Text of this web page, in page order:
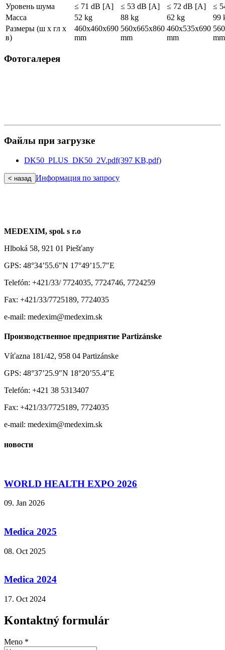
Уровень шума
≤ 71 dB [A] ≤ 53 dB [A] ≤ 72 dB [A]
≤
Масса
52 kg 88 kg 62 kg
99
Размеры (ш х гл х
в)
460x460x690
mm
560x665x860
mm
460x535x690
mm
mm
Фотогалерея
Файлы при загрузке
DK50_PLUS_DK50_2V.pdf(397 KB,pdf)
< назад Информация по запросу
MEDEXIM, spol. s r.o
Hlboká 58, 921 01 Piešťany
GPS: 48°34’55.6″N 17°49’15.7″E
Telefón: +421/33/ 7724035, 7724746, 7724259
Fax: +421/33/7725189, 7724035
e-mail: medexim@medexim.sk
Производственное предприятие Partizánske
Víťazna 181/42, 958 04 Partizánske
GPS: 48°37’25.9″N 18°20’55.4″E
Telefón: +421 38 5313407
Fax: +421/33/7725189, 7724035
e-mail: medexim@medexim.sk
новости
WORLD HEALTH EXPO 2026
09. Jan 2026
Medica 2025
08. Oct 2025
Medica 2024
17. Oct 2024
Kontaktný formulár
Meno *